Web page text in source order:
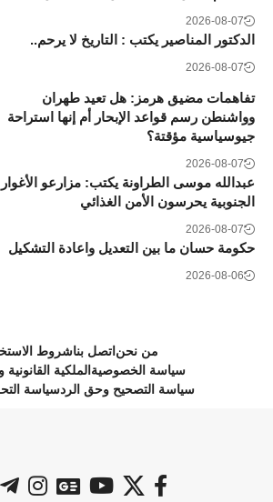
2026-08-07
الدكتور المناصير يكتب : التاريخ لا يرحم..
2026-08-07
تفاهمات مضيق هرمز: هل تعيد طهران
وواشنطن رسم قواعد الإبحار أم إنها استراحة
جيوسياسية مؤقتة؟
2026-08-07
عبدالله موسى الطراونة يكتب: مزارعو الأغوار
الجنوبية يحرسون الأمن الغذائي
2026-08-07
حكومة حسان ما بين التعديل واعادة التشكيل
2026-08-06
من نحن اتصل بناشروط
سياسة الخصوصية الملكية
سياسة التصحيح وحق الردسياسة